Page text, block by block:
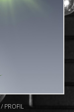
/ PROFIL